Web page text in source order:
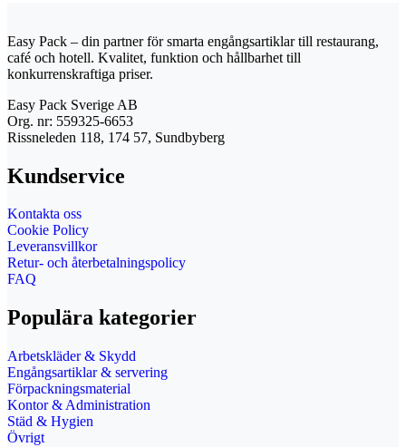
Easy Pack – din partner för smarta engångsartiklar till restaurang,
café och hotell. Kvalitet, funktion och hållbarhet till
konkurrenskraftiga priser.
Easy Pack Sverige AB
Org. nr: 559325-6653
Rissneleden 118, 174 57, Sundbyberg
Kundservice
Kontakta oss
Cookie Policy
Leveransvillkor
Retur- och återbetalningspolicy
FAQ
Populära kategorier
Arbetskläder & Skydd
Engångsartiklar & servering
Förpackningsmaterial
Kontor & Administration
Städ & Hygien
Övrigt